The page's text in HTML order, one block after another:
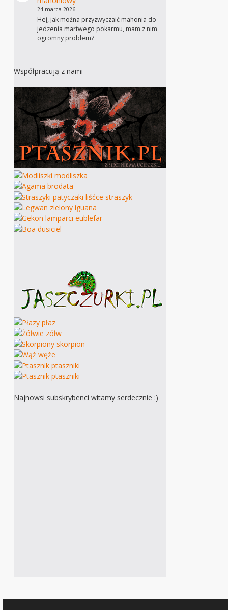
24 marca 2026
Hej, jak można przyzwyczaić mahonia do
jedzenia martwego pokarmu, mam z nim
ogromny problem?
Współpracują z nami
Najnowsi subskrybenci witamy serdecznie :)